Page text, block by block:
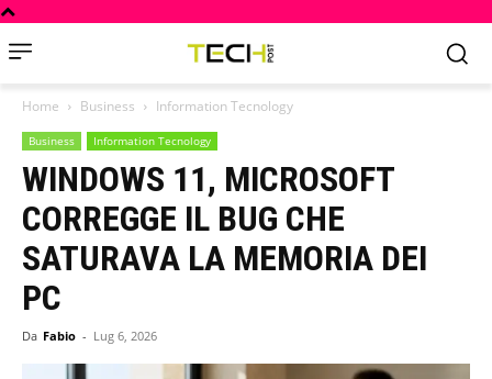
Home Business Information Tecnology
Business Information Tecnology
WINDOWS 11, MICROSOFT
CORREGGE IL BUG CHE
SATURAVA LA MEMORIA DEI
PC
Da Fabio - Lug 6, 2026